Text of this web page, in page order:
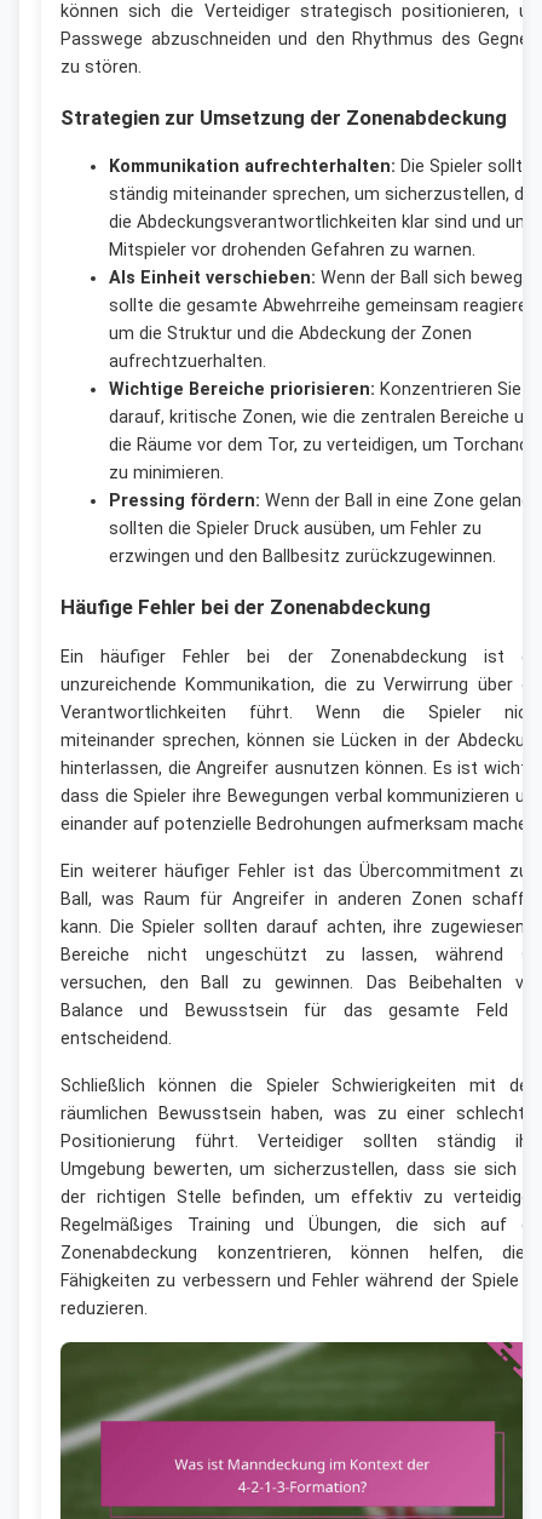
können sich die Verteidiger strategisch positionieren,
Passwege abzuschneiden und den Rhythmus des
zu stören.
Strategien zur Umsetzung der Zonenabdeckung
Kommunikation aufrechterhalten: Die Spieler sollten
ständig miteinander sprechen, um sicherzustellen,
die Abdeckungsverantwortlichkeiten klar sind und um
Mitspieler vor drohenden Gefahren zu warnen.
Als Einheit verschieben: Wenn der Ball sich bewegt,
sollte die gesamte Abwehrreihe gemeinsam reagieren,
um die Struktur und die Abdeckung der Zonen
aufrechtzuerhalten.
Wichtige Bereiche priorisieren: Konzentrieren Sie
darauf, kritische Zonen, wie die zentralen Bereiche und
die Räume vor dem Tor, zu verteidigen, um
zu minimieren.
Pressing fördern: Wenn der Ball in eine Zone gelangt,
sollten die Spieler Druck ausüben, um Fehler zu
erzwingen und den Ballbesitz zurückzugewinnen.
Häufige Fehler bei der Zonenabdeckung
Ein häufiger Fehler bei der Zonenabdeckung ist
unzureichende Kommunikation, die zu Verwirrung über
Verantwortlichkeiten führt. Wenn die Spieler
miteinander sprechen, können sie Lücken in der
hinterlassen, die Angreifer ausnutzen können. Es ist
dass die Spieler ihre Bewegungen verbal kommunizieren
einander auf potenzielle Bedrohungen aufmerksam machen.
Ein weiterer häufiger Fehler ist das Übercommitment
Ball, was Raum für Angreifer in anderen Zonen
kann. Die Spieler sollten darauf achten, ihre
Bereiche nicht ungeschützt zu lassen, während
versuchen, den Ball zu gewinnen. Das Beibehalten
Balance und Bewusstsein für das gesamte Feld
entscheidend.
Schließlich können die Spieler Schwierigkeiten mit
räumlichen Bewusstsein haben, was zu einer
Positionierung führt. Verteidiger sollten ständig
Umgebung bewerten, um sicherzustellen, dass sie sich
der richtigen Stelle befinden, um effektiv zu
Regelmäßiges Training und Übungen, die sich auf
Zonenabdeckung konzentrieren, können helfen,
Fähigkeiten zu verbessern und Fehler während der Spiele
reduzieren.